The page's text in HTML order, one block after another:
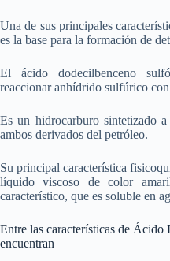
Una de sus principales
es la base para la formación de
El ácido dodecilbenceno
reaccionar anhídrido sulfúrico
Es un hidrocarburo sintetizado
ambos derivados del petróleo.
Su principal característica
líquido viscoso de color
característico, que es soluble en
Entre las características de
encuentran